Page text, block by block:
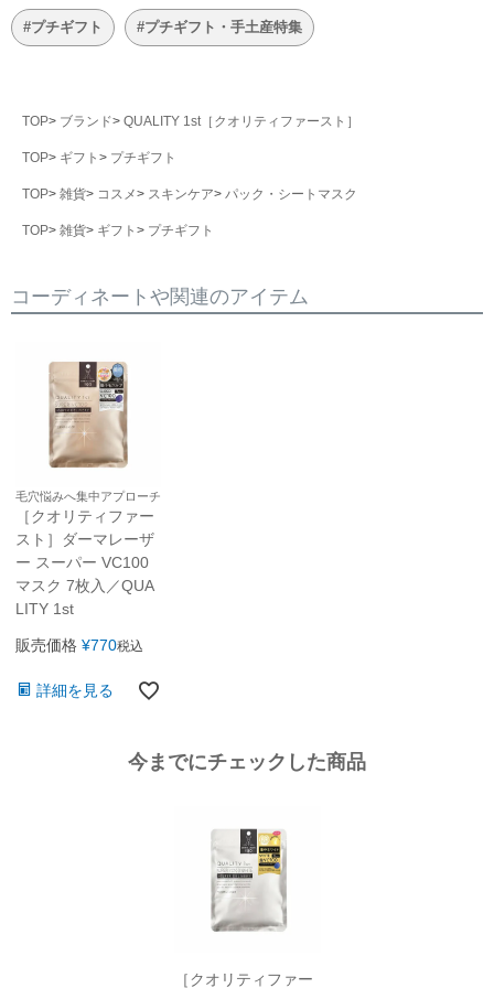
#プチギフト #プチギフト・手土産特集
TOP ブランド QUALITY 1st［クオリティファースト］
TOP ギフト プチギフト
TOP 雑貨 コスメ スキンケア パック・シートマスク
TOP 雑貨 ギフト プチギフト
コーディネートや関連のアイテム
毛穴悩みへ集中アプローチ
［クオリティファー
スト］ダーマレーザ
ー スーパー VC100
マスク 7枚入／QUA
LITY 1st
販売価格 ¥770税込
詳細を見る
今までにチェックした商品
［クオリティファー